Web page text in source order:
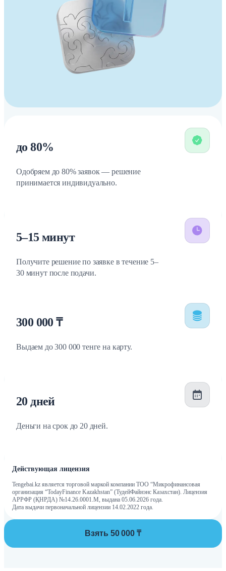
до 80%
Одобряем до 80% заявок — решение
принимается индивидуально.
5–15 минут
Получите решение по заявке в течение 5–
30 минут после подачи.
300 000 ₸
Выдаем до 300 000 тенге на карту.
20 дней
Деньги на срок до 20 дней.
Действующая лицензия
Tengebai.kz является торговой маркой компании ТОО “Микрофинансовая
организация “TodayFinance Kazakhstan” (ТудейФайнэнс Казахстан). Лицензия
АРРФР (ҚНРДА) №14.26.0001.М, выдана 05.06.2026 года.
Дата выдачи первоначальной лицензии 14.02.2022 года.
Взять 50 000 ₸